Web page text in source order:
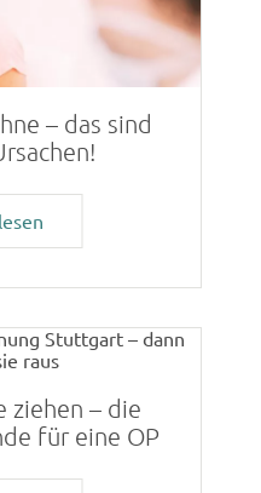
– das sind
ziehen – die
für eine OP